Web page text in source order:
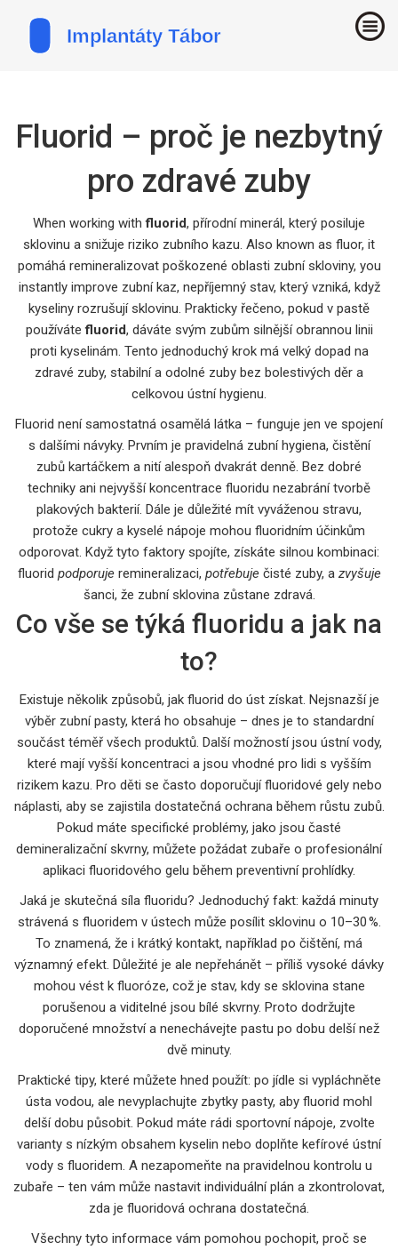
Fluorid – proč je nezbytný
pro zdravé zuby
When working withfluorid, přírodní minerál, který posiluje
sklovinu a snižuje riziko zubního kazu. Also known as fluor, it
pomáhá remineralizovat poškozené oblasti zubní skloviny, you
instantly improve zubní kaz, nepříjemný stav, který vzniká, když
kyseliny rozrušují sklovinu. Prakticky řečeno, pokud v pastě
používátefluorid, dáváte svým zubům silnější obrannou linii
proti kyselinám. Tento jednoduchý krok má velký dopad na
zdravé zuby, stabilní a odolné zuby bez bolestivých děr a
celkovou ústní hygienu.
Fluorid není samostatná osamělá látka – funguje jen ve spojení
s dalšími návyky. Prvním je pravidelná zubní hygiena, čistění
zubů kartáčkem a nití alespoň dvakrát denně. Bez dobré
techniky ani nejvyšší koncentrace fluoridu nezabrání tvorbě
plakových bakterií. Dále je důležité mít vyváženou stravu,
protože cukry a kyselé nápoje mohou fluoridním účinkům
odporovat. Když tyto faktory spojíte, získáte silnou kombinaci:
fluorid podporujeremineralizaci, potřebuječisté zuby, a zvyšuje
šanci, že zubní sklovina zůstane zdravá.
Co vše se týká fluoridu a jak na
to?
Existuje několik způsobů, jak fluorid do úst získat. Nejsnazší je
výběr zubní pasty, která ho obsahuje – dnes je to standardní
součást téměř všech produktů. Další možností jsou ústní vody,
které mají vyšší koncentraci a jsou vhodné pro lidi s vyšším
rizikem kazu. Pro děti se často doporučují fluoridové gely nebo
náplasti, aby se zajistila dostatečná ochrana během růstu zubů.
Pokud máte specifické problémy, jako jsou časté
demineralizační skvrny, můžete požádat zubaře o profesionální
aplikaci fluoridového gelu během preventivní prohlídky.
Jaká je skutečná síla fluoridu? Jednoduchý fakt: každá minuty
strávená s fluoridem v ústech může posílit sklovinu o 10–30 %.
To znamená, že i krátký kontakt, například po čištění, má
významný efekt. Důležité je ale nepřehánět – příliš vysoké dávky
mohou vést k fluoróze, což je stav, kdy se sklovina stane
porušenou a viditelné jsou bílé skvrny. Proto dodržujte
doporučené množství a nenechávejte pastu po dobu delší než
dvě minuty.
Praktické tipy, které můžete hned použít: po jídle si vypláchněte
ústa vodou, ale nevyplachujte zbytky pasty, aby fluorid mohl
delší dobu působit. Pokud máte rádi sportovní nápoje, zvolte
varianty s nízkým obsahem kyselin nebo doplňte kefírové ústní
vody s fluoridem. A nezapomeňte na pravidelnou kontrolu u
zubaře – ten vám může nastavit individuální plán a zkontrolovat,
zda je fluoridová ochrana dostatečná.
Všechny tyto informace vám pomohou pochopit, proč se